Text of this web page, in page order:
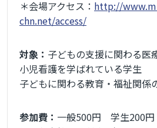
＊会場アクセス： http://
chn.net/access/
対象： 子どもの支援に関わる医
小児看護を学ばれている学生
子どもに関わる教育・福祉関係
参加費： 一般500円 学生200